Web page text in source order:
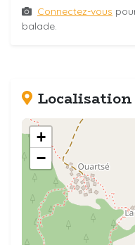
Connectez-vous
balade.
Localisation
+
−